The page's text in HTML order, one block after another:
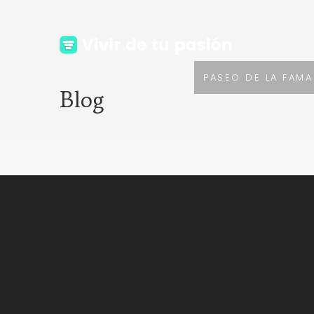
PASEO DE LA FAMA
Blog